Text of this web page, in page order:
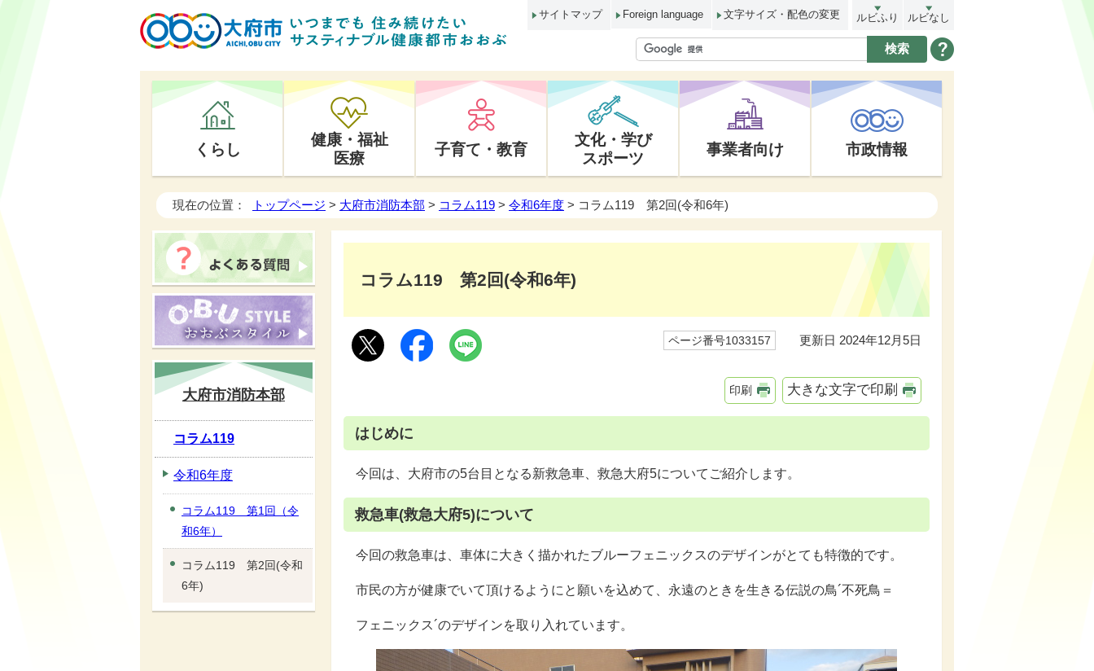
サイトマップ Foreign language 文字サイズ・配色の変更 ルビふり ルビなし
くらし
健康・福祉
医療
子育て・教育
文化・学び
スポーツ
事業者向け 市政情報
現在の位置： トップページ > 大府市消防本部 > コラム119 > 令和6年度 > コラム119 第2回(令和6年)
コラム119 第2回(令和6年)
ページ番号1033157 更新日 2024年12月5日
印刷 大きな文字で印刷
はじめに
今回は、大府市の5台目となる新救急車、救急大府5についてご紹介します。
救急車(救急大府5)について
今回の救急車は、車体に大きく描かれたブルーフェニックスのデザインがとても特徴的です。
市民の方が健康でいて頂けるようにと願いを込めて、永遠のときを生きる伝説の鳥´不死鳥＝
フェニックス´のデザインを取り入れています。
大府市消防本部
コラム119
令和6年度
コラム119 第1回（令
和6年）
コラム119 第2回(令和
6年)